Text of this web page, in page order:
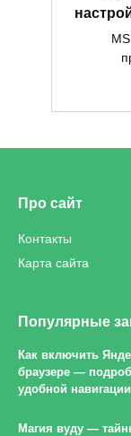
Про сайт
Контакты
Карта сайта
Популярные
Как включить
браузере —
удобной навигации
Магия вуду —